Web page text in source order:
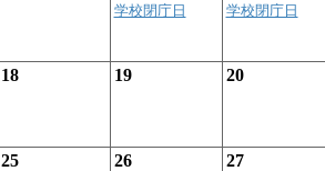
学校閉庁日 学校閉庁日
18 19 20
25 26 27